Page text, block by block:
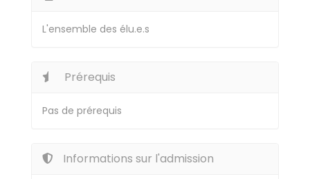
L'ensemble des élu.e.s
Prérequis
Pas de prérequis
Informations sur l'admission